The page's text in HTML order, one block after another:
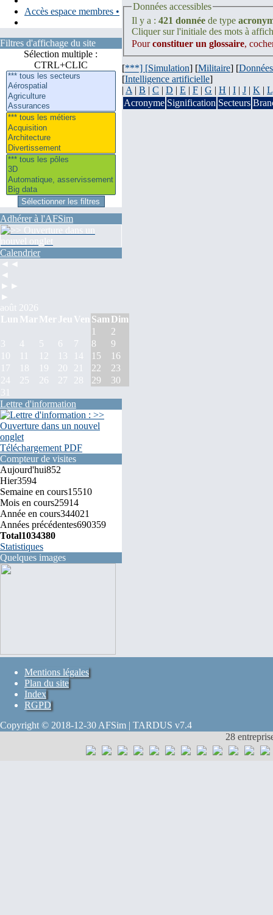
Accès espace membres •
Filtres d'affichage du site
Sélection multiple :
CTRL+CLIC
Adhérer à l'AFSim
Calendrier
◄◄
◄
►►
►
août 2026
Lun Mar Mer Jeu Ven Sam Dim
1
2
3
4 5 6 7 8
9
10
11 12 13 14 15
16
17
18 19 20 21 22
23
24
25 26 27 28 29
30
31
Lettre d'information
Téléchargement PDF
Compteur de visites
Aujourd'hui852
Hier3594
Semaine en cours15510
Mois en cours25914
Année en cours344021
Années précédentes690359
Total1034380
Statistiques
Quelques images
Données accessibles
Il y a : 421 donnée de type
Cliquer sur l'initiale des mots à
Pourconstituer un glossaire,
[***] [Simulation] [Militaire] [Données
[Intelligence artificielle]
| A | B | C | D | E | F | G | H | I | J | K | L
Acronyme Signification Secteurs
Mentions légales
Plan du site
Index
RGPD
Copyright © 2018-12-30 AFSim | TARDUS v7.4
28